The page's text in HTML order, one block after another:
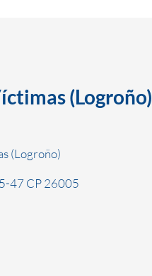
(Logroño)
(Logroño)
47 CP 26005